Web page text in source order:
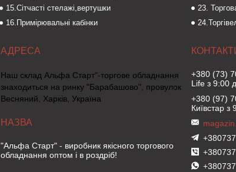
15.Сітчасті стелажі,вертушки
16.Примірювальні кабінки
23.
Наш склад Альфа Старт"-торгове обладнання
знаходиться на ринку "Барабашово", провулок
Весняний, Харків, Україна
"Альфа Старт" - виробник якісного торгового
обладнання оптом і в роздріб!
+380 (73)
Life з 9:00
+380 (97)
Київстар